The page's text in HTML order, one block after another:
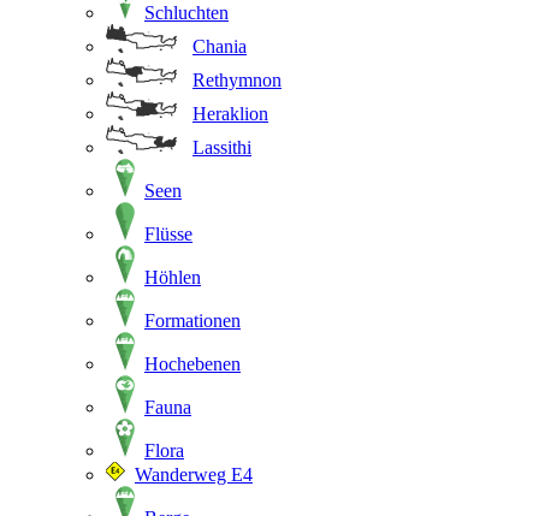
Schluchten
Chania
Rethymnon
Heraklion
Lassithi
Seen
Flüsse
Höhlen
Formationen
Hochebenen
Fauna
Flora
Wanderweg E4